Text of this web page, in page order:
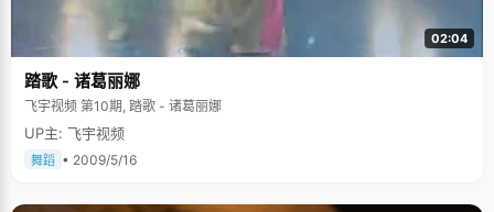
02:04
踏歌 - 诸葛丽娜
飞宇视频 第10期, 踏歌 - 诸葛丽娜
UP主: 飞宇视频
舞蹈 • 2009/5/16